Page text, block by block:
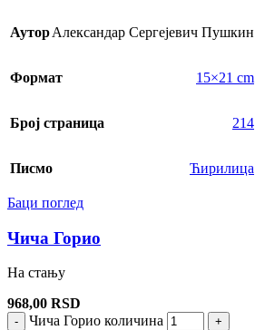
АуторАлександар Сергејевич Пушкин
Формат 15×21 cm
Број страница 214
Писмо Ћирилица
Баци поглед
Чича Горио
На стању
968,00 RSD
- Чича Горио количина +